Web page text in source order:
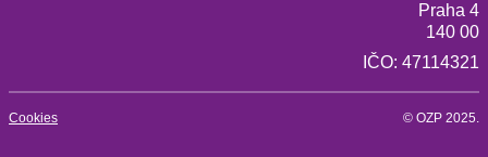
Praha 4
140 00
IČO: 47114321
Cookies © OZP 2025.